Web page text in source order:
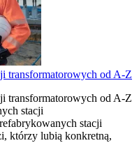
transformatorowych od A-Z
transformatorowych od A-Z
stacji
stacji
którzy lubią konkretną,